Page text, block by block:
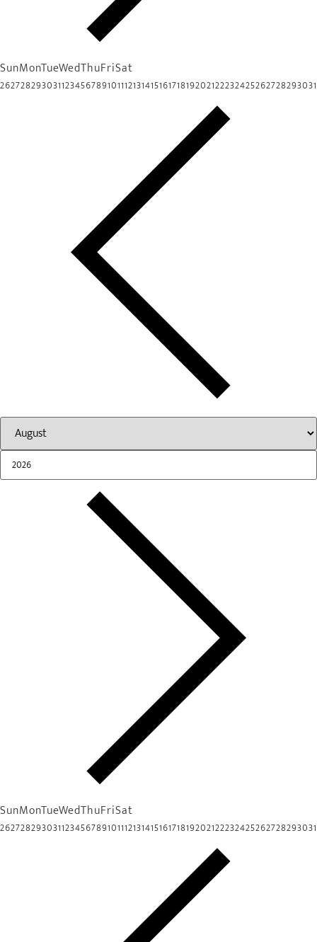
SunMonTueWedThuFriSat
26272829303112345678910111213141516171819202122232425262728293031
SunMonTueWedThuFriSat
26272829303112345678910111213141516171819202122232425262728293031